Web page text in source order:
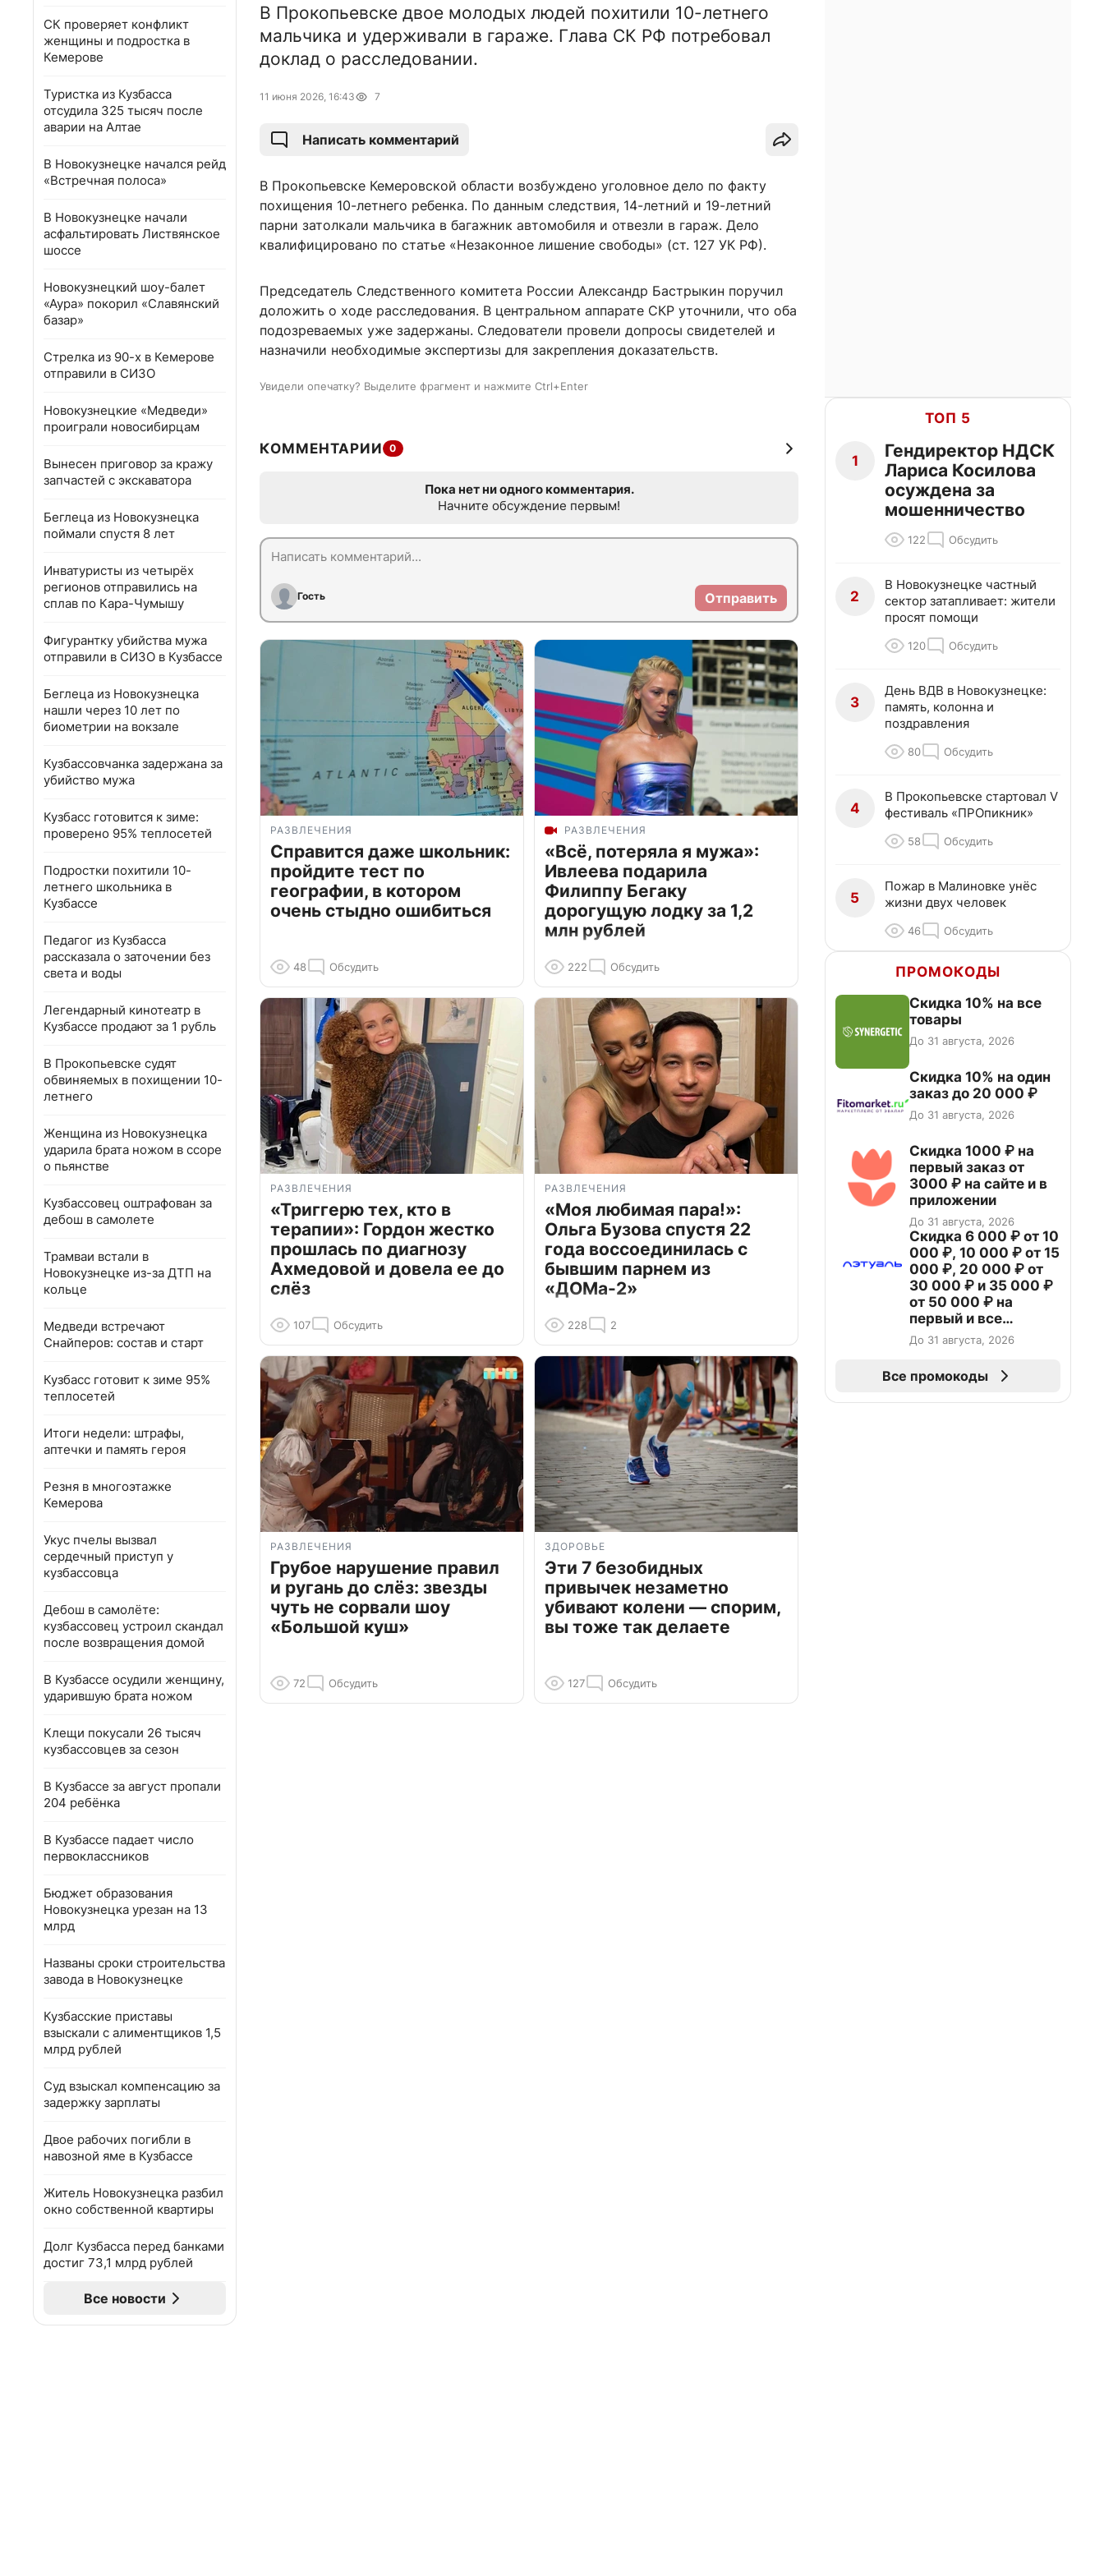
СК проверяет конфликт
женщины и подростка в
Кемерове
Туристка из Кузбасса
отсудила 325 тысяч после
аварии на Алтае
В Новокузнецке начался рейд
«Встречная полоса»
В Новокузнецке начали
асфальтировать Листвянское
шоссе
Новокузнецкий шоу-балет
«Аура» покорил «Славянский
базар»
Стрелка из 90-х в Кемерове
отправили в СИЗО
Новокузнецкие «Медведи»
проиграли новосибирцам
Вынесен приговор за кражу
запчастей с экскаватора
Беглеца из Новокузнецка
поймали спустя 8 лет
Инватуристы из четырёх
регионов отправились на
сплав по Кара-Чумышу
Фигурантку убийства мужа
отправили в СИЗО в Кузбассе
Беглеца из Новокузнецка
нашли через 10 лет по
биометрии на вокзале
Кузбассовчанка задержана за
убийство мужа
Кузбасс готовится к зиме:
проверено 95% теплосетей
Подростки похитили 10-
летнего школьника в
Кузбассе
Педагог из Кузбасса
рассказала о заточении без
света и воды
Легендарный кинотеатр в
Кузбассе продают за 1 рубль
В Прокопьевске судят
обвиняемых в похищении 10-
летнего
Женщина из Новокузнецка
ударила брата ножом в ссоре
о пьянстве
Кузбассовец оштрафован за
дебош в самолете
Трамваи встали в
Новокузнецке из-за ДТП на
кольце
Медведи встречают
Снайперов: состав и старт
Кузбасс готовит к зиме 95%
теплосетей
Итоги недели: штрафы,
аптечки и память героя
Резня в многоэтажке
Кемерова
Укус пчелы вызвал
сердечный приступ у
кузбассовца
Дебош в самолёте:
кузбассовец устроил скандал
после возвращения домой
В Кузбассе осудили женщину,
ударившую брата ножом
Клещи покусали 26 тысяч
кузбассовцев за сезон
В Кузбассе за август пропали
204 ребёнка
В Кузбассе падает число
первоклассников
Бюджет образования
Новокузнецка урезан на 13
млрд
Названы сроки строительства
завода в Новокузнецке
Кузбасские приставы
взыскали с алиментщиков 1,5
млрд рублей
Суд взыскал компенсацию за
задержку зарплаты
Двое рабочих погибли в
навозной яме в Кузбассе
Житель Новокузнецка разбил
окно собственной квартиры
Долг Кузбасса перед банками
достиг 73,1 млрд рублей
Все новости
В Прокопьевске двое молодых людей похитили 10-летнего
мальчика и удерживали в гараже. Глава СК РФ потребовал
доклад о расследовании.
11 июня 2026, 16:43 7
Написать комментарий
В Прокопьевске Кемеровской области возбуждено уголовное дело по факту
похищения 10-летнего ребенка. По данным следствия, 14-летний и 19-летний
парни затолкали мальчика в багажник автомобиля и отвезли в гараж. Дело
квалифицировано по статье «Незаконное лишение свободы» (ст. 127 УК РФ).
Председатель Следственного комитета России Александр Бастрыкин поручил
доложить о ходе расследования. В центральном аппарате СКР уточнили, что оба
подозреваемых уже задержаны. Следователи провели допросы свидетелей и
назначили необходимые экспертизы для закрепления доказательств.
Увидели опечатку? Выделите фрагмент и нажмите Ctrl+Enter
КОММЕНТАРИИ 0
Пока нет ни одного комментария.
Начните обсуждение первым!
Гость Отправить
РАЗВЛЕЧЕНИЯ
Справится даже школьник:
пройдите тест по
географии, в котором
очень стыдно ошибиться
48 Обсудить
РАЗВЛЕЧЕНИЯ
«Всё, потеряла я мужа»:
Ивлеева подарила
Филиппу Бегаку
дорогущую лодку за 1,2
млн рублей
222 Обсудить
РАЗВЛЕЧЕНИЯ
«Триггерю тех, кто в
терапии»: Гордон жестко
прошлась по диагнозу
Ахмедовой и довела ее до
слёз
107 Обсудить
РАЗВЛЕЧЕНИЯ
«Моя любимая пара!»:
Ольга Бузова спустя 22
года воссоединилась с
бывшим парнем из
«ДОМа-2»
228 2
РАЗВЛЕЧЕНИЯ
Грубое нарушение правил
и ругань до слёз: звезды
чуть не сорвали шоу
«Большой куш»
72 Обсудить
ЗДОРОВЬЕ
Эти 7 безобидных
привычек незаметно
убивают колени — спорим,
вы тоже так делаете
127 Обсудить
ТОП 5
1
Гендиректор НДСК
Лариса Косилова
осуждена за
мошенничество
122 Обсудить
2
В Новокузнецке частный
сектор затапливает: жители
просят помощи
120 Обсудить
3
День ВДВ в Новокузнецке:
память, колонна и
поздравления
80 Обсудить
4
В Прокопьевске стартовал V
фестиваль «ПРОпикник»
58 Обсудить
5
Пожар в Малиновке унёс
жизни двух человек
46 Обсудить
ПРОМОКОДЫ
Скидка 10% на все
товары
До 31 августа, 2026
Скидка 10% на один
заказ до 20 000 ₽
До 31 августа, 2026
Скидка 1000 ₽ на
первый заказ от
3000 ₽ на сайте и в
приложении
До 31 августа, 2026
Скидка 6 000 ₽ от 10
000 ₽, 10 000 ₽ от 15
000 ₽, 20 000 ₽ от
30 000 ₽ и 35 000 ₽
от 50 000 ₽ на
первый и все
повторные заказы по
промокоду НАБЕРИ
До 31 августа, 2026
Все промокоды